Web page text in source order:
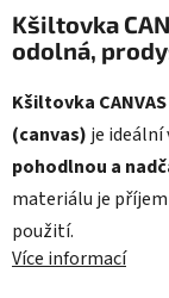
Kšiltovka
odolná,
Kšiltovka CANVAS
(canvas) je
pohodlnou a
materiálu je
použití.
Více informací